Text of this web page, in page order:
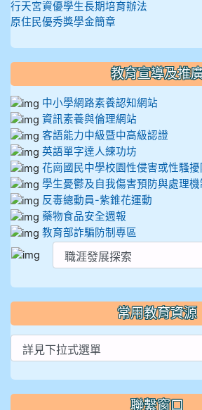
行天宮資優學生長期培育辦法
原住民優秀獎學金簡章
教育宣導及推
中小學網路素養認知網站
資訊素養與倫理網站
客語能力中級暨中高級認證
英語單字達人練功坊
花崗國民中學校園性侵害或性騷
學生憂鬱及自我傷害預防與處理機
反毒總動員-紫錐花運動
藥物食品安全週報
教育部詐騙防制專區
常用教育資源
聯繫窗口